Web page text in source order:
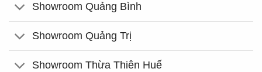
Showroom Quảng Bình
Showroom Quảng Trị
Showroom Thừa Thiên Huế